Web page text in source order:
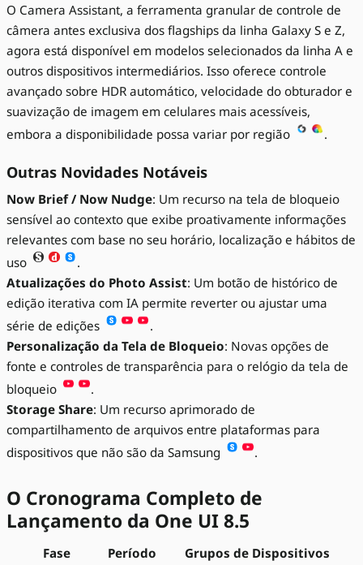
O Camera Assistant, a ferramenta granular de controle de
câmera antes exclusiva dos flagships da linha Galaxy S e Z,
agora está disponível em modelos selecionados da linha A e
outros dispositivos intermediários. Isso oferece controle
avançado sobre HDR automático, velocidade do obturador e
suavização de imagem em celulares mais acessíveis,
embora a disponibilidade possa variar por região
.
Outras Novidades Notáveis
Now Brief / Now Nudge: Um recurso na tela de bloqueio
sensível ao contexto que exibe proativamente informações
relevantes com base no seu horário, localização e hábitos de
uso
.
Atualizações do Photo Assist: Um botão de histórico de
edição iterativa com IA permite reverter ou ajustar uma
série de edições
.
Personalização da Tela de Bloqueio: Novas opções de
fonte e controles de transparência para o relógio da tela de
bloqueio
.
Storage Share: Um recurso aprimorado de
compartilhamento de arquivos entre plataformas para
dispositivos que não são da Samsung
.
O Cronograma Completo de
Lançamento da One UI 8.5
Fase Período Grupos de Dispositivos